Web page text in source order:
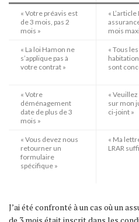
« Votre préavis est
de 3 mois, pas 2
mois »
«
mois
« La loi Hamon ne
s’applique pas à
votre contrat »
« Tous
sont
« Votre
déménagement
date de plus de 3
mois »
«
sur mon
ci-joint »
« Vous devez nous
retourner un
formulaire
spécifique »
« Ma
LRAR
J’ai été confronté à un cas où un